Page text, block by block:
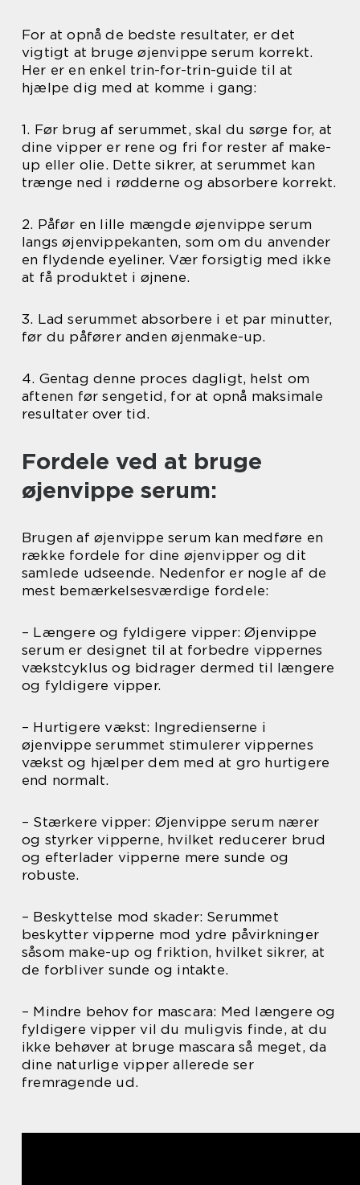
For at opnå de bedste resultater, er det
vigtigt at bruge øjenvippe serum korrekt.
Her er en enkel trin-for-trin-guide til at
hjælpe dig med at komme i gang:
1. Før brug af serummet, skal du sørge for, at
dine vipper er rene og fri for rester af make-
up eller olie. Dette sikrer, at serummet kan
trænge ned i rødderne og absorbere korrekt.
2. Påfør en lille mængde øjenvippe serum
langs øjenvippekanten, som om du anvender
en flydende eyeliner. Vær forsigtig med ikke
at få produktet i øjnene.
3. Lad serummet absorbere i et par minutter,
før du påfører anden øjenmake-up.
4. Gentag denne proces dagligt, helst om
aftenen før sengetid, for at opnå maksimale
resultater over tid.
Fordele ved at bruge
øjenvippe serum:
Brugen af øjenvippe serum kan medføre en
række fordele for dine øjenvipper og dit
samlede udseende. Nedenfor er nogle af de
mest bemærkelsesværdige fordele:
– Længere og fyldigere vipper: Øjenvippe
serum er designet til at forbedre vippernes
vækstcyklus og bidrager dermed til længere
og fyldigere vipper.
– Hurtigere vækst: Ingredienserne i
øjenvippe serummet stimulerer vippernes
vækst og hjælper dem med at gro hurtigere
end normalt.
– Stærkere vipper: Øjenvippe serum nærer
og styrker vipperne, hvilket reducerer brud
og efterlader vipperne mere sunde og
robuste.
– Beskyttelse mod skader: Serummet
beskytter vipperne mod ydre påvirkninger
såsom make-up og friktion, hvilket sikrer, at
de forbliver sunde og intakte.
– Mindre behov for mascara: Med længere og
fyldigere vipper vil du muligvis finde, at du
ikke behøver at bruge mascara så meget, da
dine naturlige vipper allerede ser
fremragende ud.